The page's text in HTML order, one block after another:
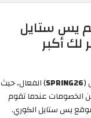
يس ستايل
لك أكبر
(
SPRING26) الفعال، حيث
الخصومات عندما تقوم
يس ستايل الكوري.